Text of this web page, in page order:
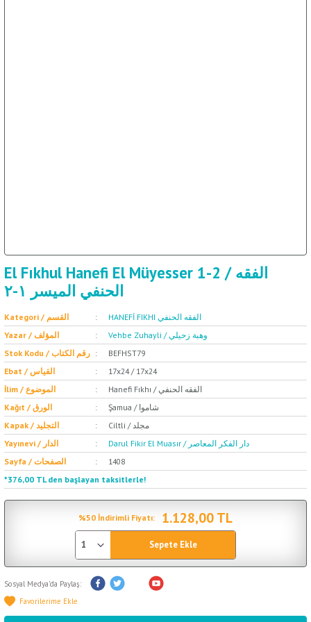
El Fıkhul Hanefi El Müyesser 1-2 / الفقه
الحنفي الميسر ١-٢
Kategori / القسم
HANEFİ FIKHI الفقه الحنفي
Yazar / المؤلف
Vehbe Zuhayli / وهبة زحيلي
Stok Kodu / رقم الكتاب
BEFHST79
Ebat / القياس
17x24 / 17x24
İlim / الموضوع
Hanefi Fıkhı / الفقه الحنفي
Kağıt / الورق
Şamua / شاموا
Kapak / التجليد
Ciltli / مجلد
Yayınevi / الدار
Darul Fikir El Muasır / دار الفكر المعاصر
Sayfa / الصفحات
1408
*376,00 TL den başlayan taksitlerle!
%50 İndirimli Fiyatı: 1.128,00 TL
Sepete Ekle
Sosyal Medya'da Paylaş: